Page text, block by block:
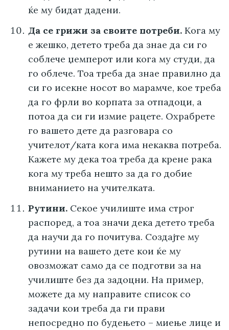
ќе му бидат дадени.
Да се грижи за своите потреби. Кога му
е жешко, детето треба да знае да си го
соблече џемперот или кога му студи, да
го облече. Тоа треба да знае правилно да
си го исекне носот во марамче, кое треба
да го фрли во корпата за отпадоци, а
потоа да си ги измие рацете. Охрабрете
го вашето дете да разговара со
учителот/ката кога има некаква потреба.
Кажете му дека тоа треба да крене рака
кога му треба нешто за да го добие
вниманието на учителката.
Рутини. Секое училиште има строг
распоред, а тоа значи дека детето треба
да научи да го почитува. Создајте му
рутини на вашето дете кои ќе му
овозможат само да се подготви за на
училиште без да задоцни. На пример,
можете да му направите список со
задачи кои треба да ги прави
непосредно по будењето – миење лице и